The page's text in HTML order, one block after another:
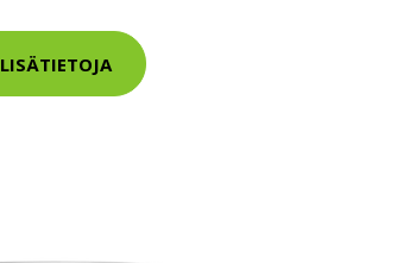
LISÄTIETOJA